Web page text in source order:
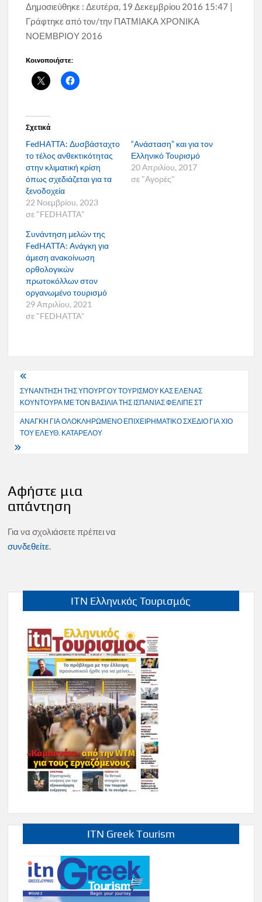
Δημοσιεύθηκε : Δευτέρα, 19 Δεκεμβρίου 2016 15:47 |
Γράφτηκε από τον/την ΠΑΤΜΙΑΚΑ ΧΡΟΝΙΚΑ
ΝΟΕΜΒΡΙΟΥ 2016
Κοινοποιήστε:
Σχετικά
FedHATTA: Δυσβάσταχτο
το τέλος ανθεκτικότητας
στην κλιματική κρίση
όπως σχεδιάζεται για τα
ξενοδοχεία
22 Νοεμβρίου, 2023
σε "FEDHATTA"
“Ανάσταση” και για τον
Ελληνικό Τουρισμό
20 Απριλίου, 2017
σε "Αγορές"
Συνάντηση μελών της
FedHATTA: Ανάγκη για
άμεση ανακοίνωση
ορθολογικών
πρωτοκόλλων στον
οργανωμένο τουρισμό
29 Απριλίου, 2021
σε "FEDHATTA"
Πλοήγηση
άρθρων
ΣΥΝΑΝΤΗΣΗ ΤΗΣ ΥΠΟΥΡΓΟΥ ΤΟΥΡΙΣΜΟΥ ΚΑΣ ΕΛΕΝΑΣ
ΚΟΥΝΤΟΥΡΑ ΜΕ ΤΟΝ ΒΑΣΙΛΙΑ ΤΗΣ ΙΣΠΑΝΙΑΣ ΦΕΛΙΠΕ ΣΤ
ΑΝΑΓΚΗ ΓΙΑ ΟΛΟΚΛΗΡΩΜΕΝΟ ΕΠΙΧΕΙΡΗΜΑΤΙΚΟ ΣΧΕΔΙΟ ΓΙΑ ΧΙΟ
ΤΟΥ ΕΛΕΥΘ. ΚΑΤΑΡΕΛΟΥ
Αφήστε μια
απάντηση
Για να σχολιάσετε πρέπει να
συνδεθείτε.
ITN Ελληνικός Τουρισμός
ITN Greek Tourism